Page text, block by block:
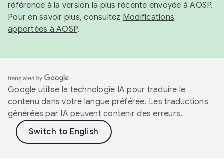
référence à la version la plus récente envoyée à AOSP.
Pour en savoir plus, consultez Modifications
apportées à AOSP.
Google utilise la technologie IA pour traduire le
contenu dans votre langue préférée. Les traductions
générées par IA peuvent contenir des erreurs.